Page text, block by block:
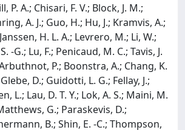
P. A.; Chisari, F. V.; Block, J. M.;
A. J.; Guo, H.; Hu, J.; Kramvis, A.;
H. L. A.; Levrero, M.; Li, W.;
-G.; Lu, F.; Penicaud, M. C.; Tavis, J.
P.; Boonstra, A.; Chang, K.
D.; Guidotti, L. G.; Fellay, J.;
L.; Lau, D. T. Y.; Lok, A. S.; Maini, M.
G.; Paraskevis, D.;
B.; Shin, E. -C.; Thompson,